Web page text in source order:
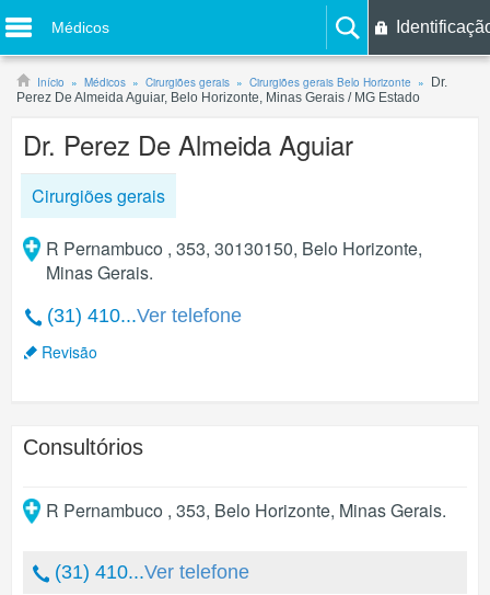
Médicos
Início Médicos Cirurgiões gerais Cirurgiões gerais Belo Horizonte
Dr.
Perez De Almeida Aguiar, Belo Horizonte, Minas Gerais / MG Estado
Dr. Perez De Almeida Aguiar
Cirurgiões gerais
R Pernambuco , 353, 30130150, Belo Horizonte,
Minas Gerais.
(31) 410...Ver telefone
Revisão
Consultórios
R Pernambuco , 353, Belo Horizonte, Minas Gerais.
(31) 410...Ver telefone